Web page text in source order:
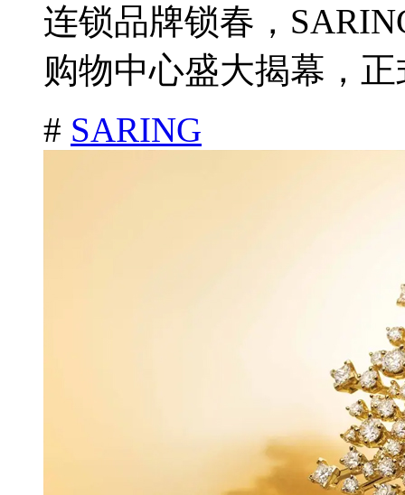
连锁品牌锁春，
购物中心盛大揭幕，
# SARING